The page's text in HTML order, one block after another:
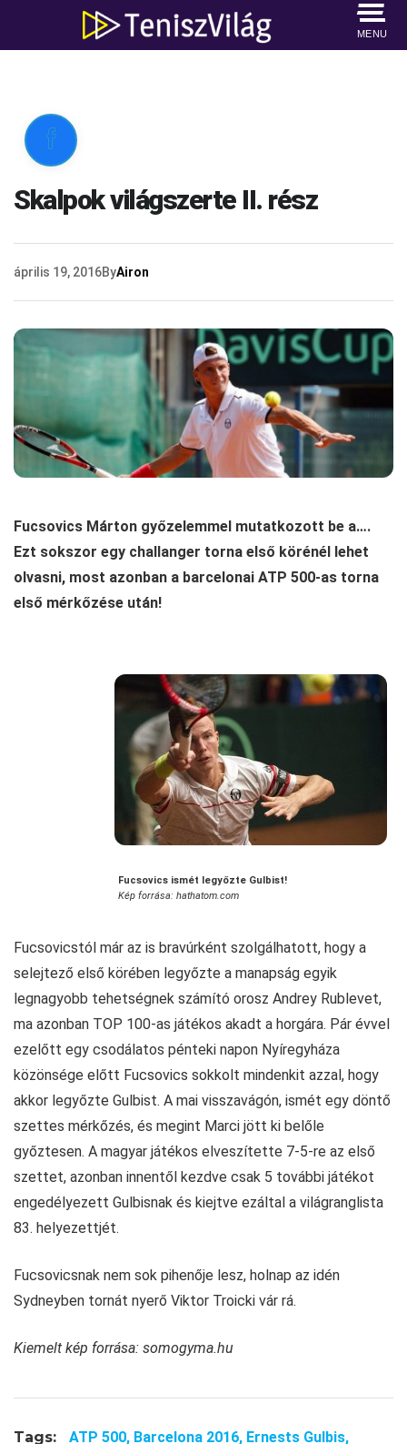
MENU

Skalpok világszerte II. rész
április 19, 2016ByAiron
Fucsovics Márton győzelemmel mutatkozott be a….
Ezt sokszor egy challanger torna első körénél lehet
olvasni, most azonban a barcelonai ATP 500-as torna
első mérkőzése után!
Fucsovics ismét legyőzte Gulbist!
Kép forrása: hathatom.com
Fucsovicstól már az is bravúrként szolgálhatott, hogy a
selejtező első körében legyőzte a manapság egyik
legnagyobb tehetségnek számító orosz Andrey Rublevet,
ma azonban TOP 100-as játékos akadt a horgára. Pár évvel
ezelőtt egy csodálatos pénteki napon Nyíregyháza
közönsége előtt Fucsovics sokkolt mindenkit azzal, hogy
akkor legyőzte Gulbist. A mai visszavágón, ismét egy döntő
szettes mérkőzés, és megint Marci jött ki belőle
győztesen. A magyar játékos elveszítette 7-5-re az első
szettet, azonban innentől kezdve csak 5 további játékot
engedélyezett Gulbisnak és kiejtve ezáltal a világranglista
83. helyezettjét.
Fucsovicsnak nem sok pihenője lesz, holnap az idén
Sydneyben tornát nyerő Viktor Troicki vár rá.
Kiemelt kép forrása: somogyma.hu
Tags: ATP 500, Barcelona 2016, Ernests Gulbis,